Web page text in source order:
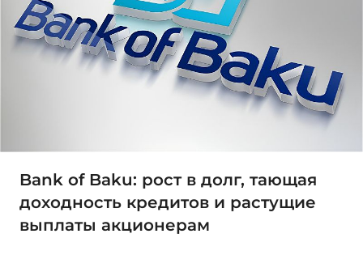
Bank of Baku: рост в долг, тающая
доходность кредитов и растущие
выплаты акционерам